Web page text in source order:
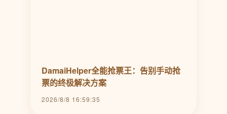
DamaiHelper全能抢票王：告别手动抢
票的终极解决方案
2026/8/8 16:59:35